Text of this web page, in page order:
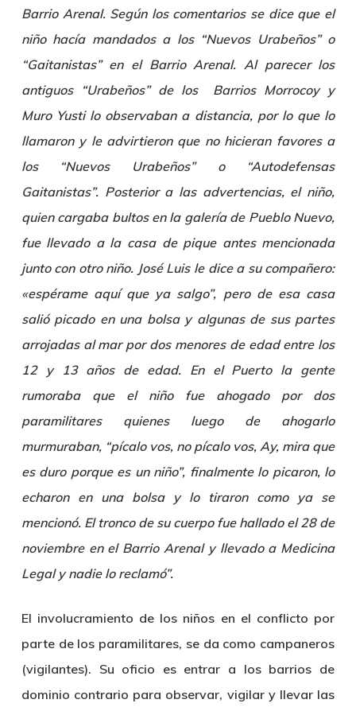
Barrio Arenal. Según los comentarios se dice que el
niño hacía mandados a los “Nuevos Urabeños” o
“Gaitanistas” en el Barrio Arenal. Al parecer los
antiguos “Urabeños” de los Barrios Morrocoy y
Muro Yusti lo observaban a distancia, por lo que lo
llamaron y le advirtieron que no hicieran favores a
los “Nuevos Urabeños” o “Autodefensas
Gaitanistas”. Posterior a las advertencias, el niño,
quien cargaba bultos en la galería de Pueblo Nuevo,
fue llevado a la casa de pique antes mencionada
junto con otro niño. José Luis le dice a su compañero:
«espérame aquí que ya salgo”, pero de esa casa
salió picado en una bolsa y algunas de sus partes
arrojadas al mar por dos menores de edad entre los
12 y 13 años de edad. En el Puerto la gente
rumoraba que el niño fue ahogado por dos
paramilitares quienes luego de ahogarlo
murmuraban, “pícalo vos, no pícalo vos, Ay, mira que
es duro porque es un niño”, finalmente lo picaron, lo
echaron en una bolsa y lo tiraron como ya se
mencionó. El tronco de su cuerpo fue hallado el 28 de
noviembre en el Barrio Arenal y llevado a Medicina
Legal y nadie lo reclamó”.
El involucramiento de los niños en el conflicto por
parte de los paramilitares, se da como campaneros
(vigilantes). Su oficio es entrar a los barrios de
dominio contrario para observar, vigilar y llevar las